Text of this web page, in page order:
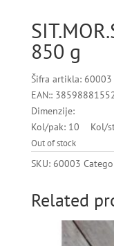
850 g
Šifra artikla: 60003
EAN::
Dimenzije:
Kol/pak: 10 Kol/
Out of stock
SKU: 60003
Related